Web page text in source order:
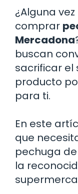
¿Alguna
comprar
Mercadona
buscan
sacrificar el
producto
para ti.
En este
que
pechuga
la